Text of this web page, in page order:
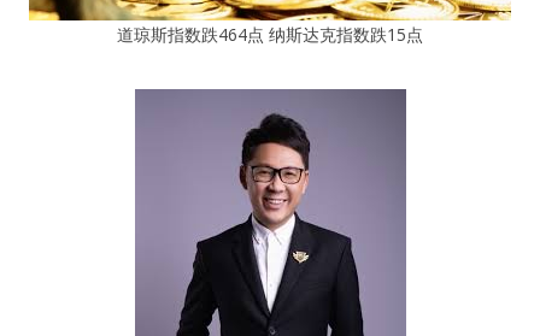
道琼斯指数跌464点 纳斯达克指数跌15点